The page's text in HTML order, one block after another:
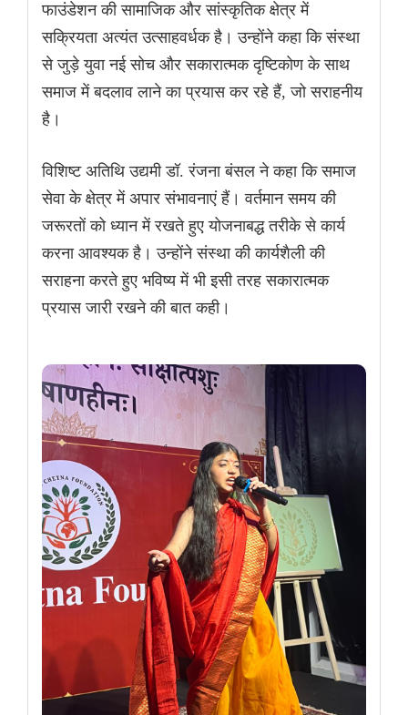
फाउंडेशन की सामाजिक और सांस्कृतिक क्षेत्र में
सक्रियता अत्यंत उत्साहवर्धक है। उन्होंने कहा कि संस्था
से जुड़े युवा नई सोच और सकारात्मक दृष्टिकोण के साथ
समाज में बदलाव लाने का प्रयास कर रहे हैं, जो सराहनीय
है।
विशिष्ट अतिथि उद्यमी डॉ. रंजना बंसल ने कहा कि समाज
सेवा के क्षेत्र में अपार संभावनाएं हैं। वर्तमान समय की
जरूरतों को ध्यान में रखते हुए योजनाबद्ध तरीके से कार्य
करना आवश्यक है। उन्होंने संस्था की कार्यशैली की
सराहना करते हुए भविष्य में भी इसी तरह सकारात्मक
प्रयास जारी रखने की बात कही।